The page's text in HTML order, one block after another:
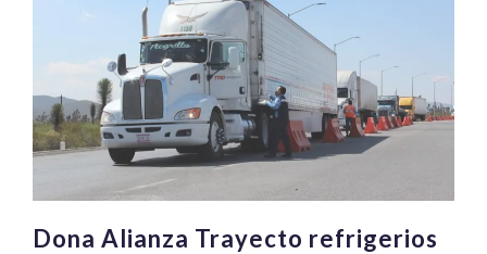
Dona Alianza Trayecto refrigerios